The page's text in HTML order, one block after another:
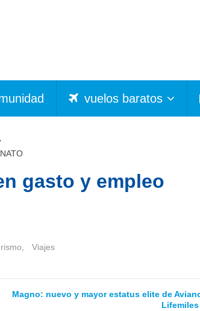
vuelos baratos
gasto y empleo
Viajes
Magno: nuevo y mayor estatus elite de
Lifemiles